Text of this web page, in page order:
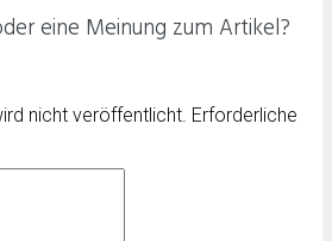
eine Meinung zum Artikel?
nicht veröffentlicht. Erforderliche